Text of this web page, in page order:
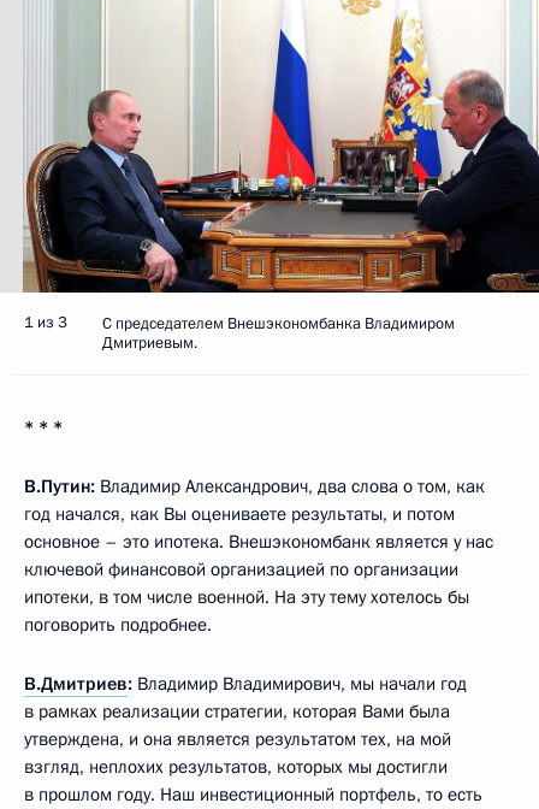
1 из 3
С председателем Внешэкономбанка Владимиром
Дмитриевым.
* * *
В.Путин: Владимир Александрович, два слова о том, как
год начался, как Вы оцениваете результаты, и потом
основное – это ипотека. Внешэкономбанк является у нас
ключевой финансовой организацией по организации
ипотеки, в том числе военной. На эту тему хотелось бы
поговорить подробнее.
В.Дмитриев: Владимир Владимирович, мы начали год
в рамках реализации стратегии, которая Вами была
утверждена, и она является результатом тех, на мой
взгляд, неплохих результатов, которых мы достигли
в прошлом году. Наш инвестиционный портфель, то есть